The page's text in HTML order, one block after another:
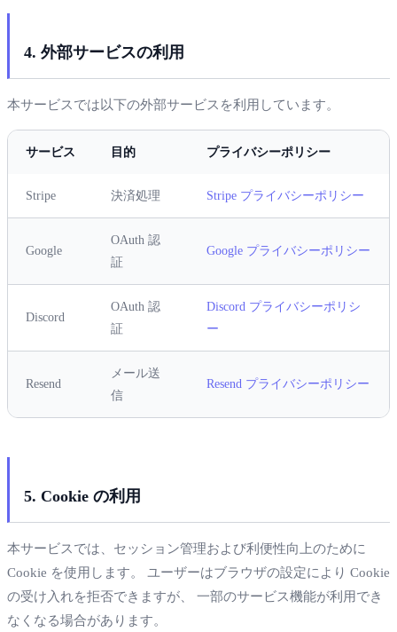
4. 外部サービスの利用
本サービスでは以下の外部サービスを利用しています。
サービス 目的 プライバシーポリシー
Stripe 決済処理 Stripe プライバシーポリシー
Google
OAuth 認
証
Google プライバシーポリシー
Discord
OAuth 認
証
Discord プライバシーポリシ
ー
Resend
メール送
信
Resend プライバシーポリシー
5. Cookie の利用
本サービスでは、セッション管理および利便性向上のために
Cookie を使用します。 ユーザーはブラウザの設定により Cookie
の受け入れを拒否できますが、 一部のサービス機能が利用でき
なくなる場合があります。